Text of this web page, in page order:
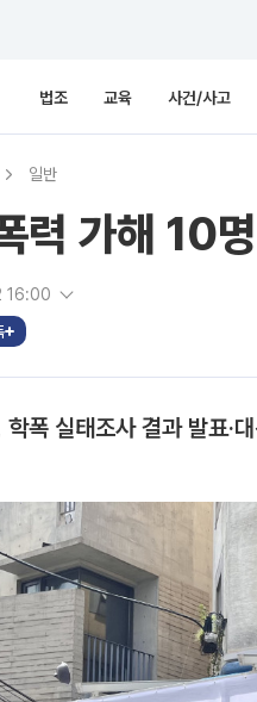
법조 교육 사건/사고
일반
력 가해 10
16:00
폭 실태조사 결과 발표·